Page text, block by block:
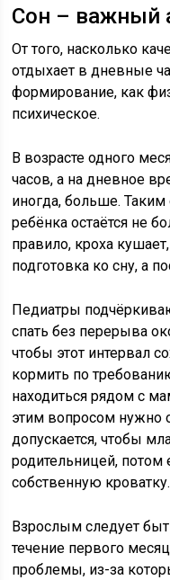
Сон – важный
От того, насколько
отдыхает в дневные
формирование, как
психическое.
В возрасте одного
часов, а на дневное
иногда, больше. Таким
ребёнка остаётся не
правило, кроха
подготовка ко сну, а
Педиатры
спать без перерыва
чтобы этот интервал
кормить по
находиться рядом с
этим вопросом нужно
допускается, чтобы
родительницей,
собственную кроватку.
Взрослым следует
течение первого
проблемы, из-за